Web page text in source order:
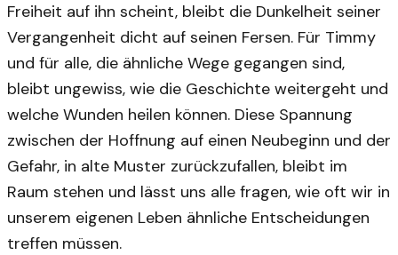
Freiheit auf ihn scheint, bleibt die Dunkelheit seiner
Vergangenheit dicht auf seinen Fersen. Für Timmy
und für alle, die ähnliche Wege gegangen sind,
bleibt ungewiss, wie die Geschichte weitergeht und
welche Wunden heilen können. Diese Spannung
zwischen der Hoffnung auf einen Neubeginn und der
Gefahr, in alte Muster zurückzufallen, bleibt im
Raum stehen und lässt uns alle fragen, wie oft wir in
unserem eigenen Leben ähnliche Entscheidungen
treffen müssen.